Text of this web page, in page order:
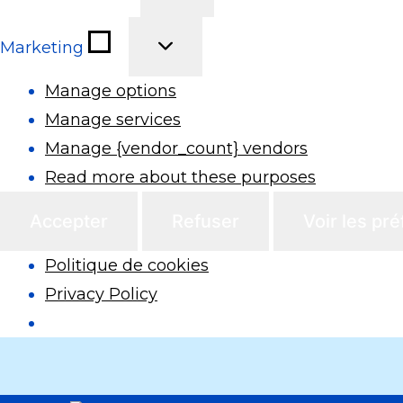
Marketing
Manage options
Manage services
Manage {vendor_count} vendors
Read more about these purposes
Politique de cookies
Privacy Policy